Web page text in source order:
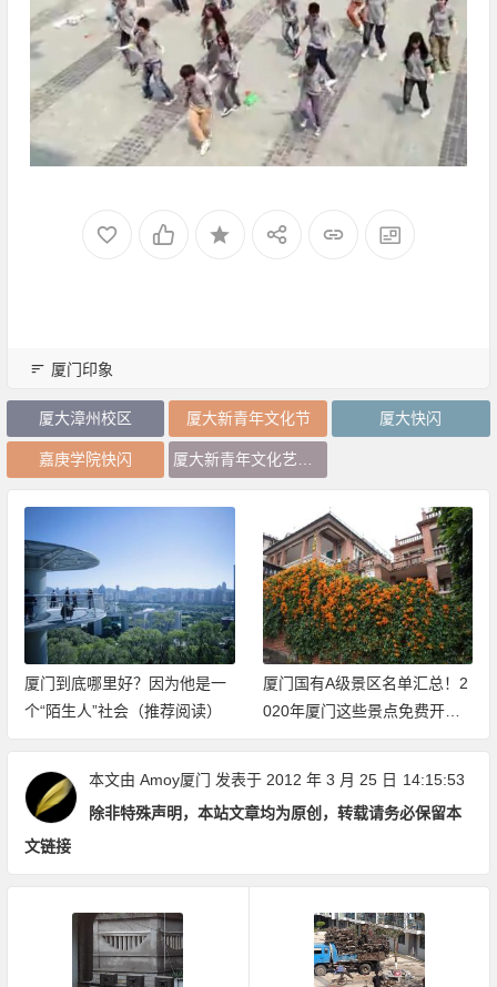
厦门印象
厦大漳州校区 厦大新青年文化节 厦大快闪
嘉庚学院快闪
厦门到底哪里好？因为他是一
个“陌生人”社会（推荐阅读）
厦门国有A级景区名单汇总！2
020年厦门这些景点免费开放
（持续更新中）
本文由 Amoy厦门 发表于 2012 年 3 月 25 日 14:15:53
除非特殊声明，本站文章均为原创，转载请务必保留本
文链接